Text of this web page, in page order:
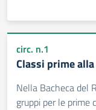
circ. n.1
Classi prime
Nella Bacheca del
gruppi per le prime